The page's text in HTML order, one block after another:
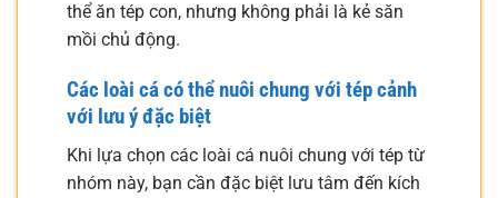
thể ăn tép con, nhưng không phải là kẻ săn
mồi chủ động.
Các loài cá có thể nuôi chung với tép cảnh
với lưu ý đặc biệt
Khi lựa chọn các loài cá nuôi chung với tép từ
nhóm này, bạn cần đặc biệt lưu tâm đến kích